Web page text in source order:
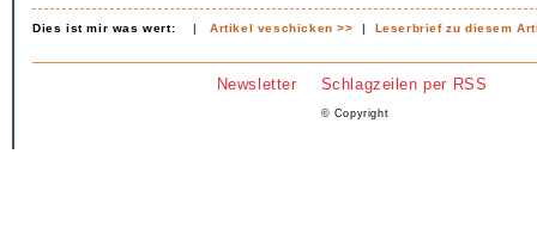
Dies ist mir was wert: |Artikel veschicken >> | Leserbrief zu diesem
Newsletter Schlagzeilen per RSS
© Copyright